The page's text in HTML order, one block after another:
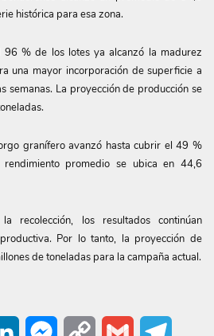
histórica para esa zona.
% de los lotes ya alcanzó la madurez
una mayor incorporación de superficie a
semanas. La proyección de producción se
granífero avanzó hasta cubrir el 49 %
promedio se ubica en 44,6
recolección, los resultados continúan
Por lo tanto, la proyección de
de toneladas para la campaña actual.
LinkedIn Messenger
Copy
Gmail